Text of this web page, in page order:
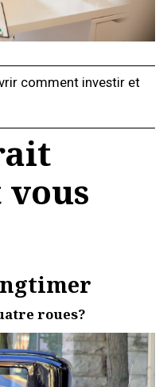
comment investir et
roues?